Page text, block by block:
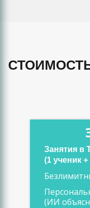
Занятия в
(1 ученик
(ИИ